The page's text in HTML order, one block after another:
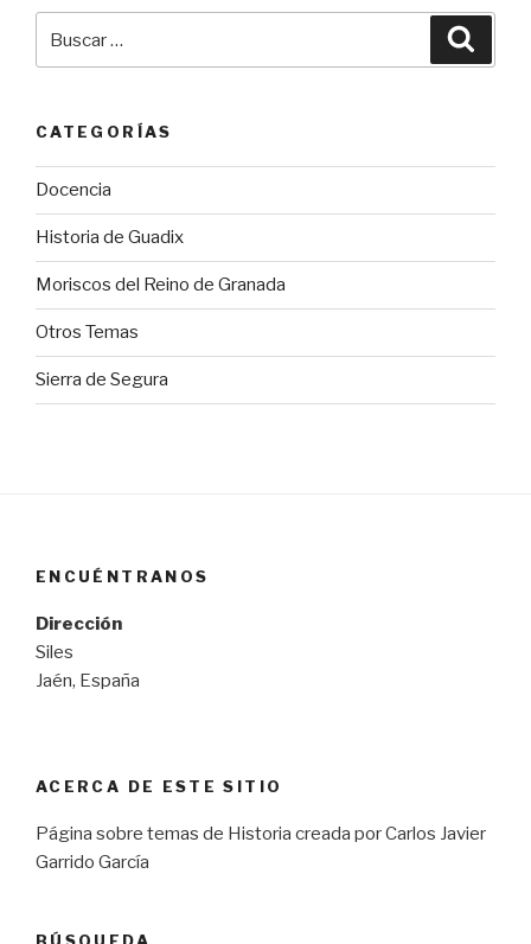
por:
CATEGORÍAS
Docencia
Historia de Guadix
Moriscos del Reino de Granada
Otros Temas
Sierra de Segura
ENCUÉNTRANOS
Dirección
Siles
Jaén, España
ACERCA DE ESTE SITIO
Página sobre temas de Historia creada por Carlos Javier
Garrido García